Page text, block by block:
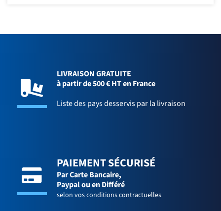
LIVRAISON GRATUITE
à partir de 500 € HT en France
Liste des pays desservis par la livraison
PAIEMENT SÉCURISÉ
Par Carte Bancaire,
Paypal ou en Différé
selon vos conditions contractuelles